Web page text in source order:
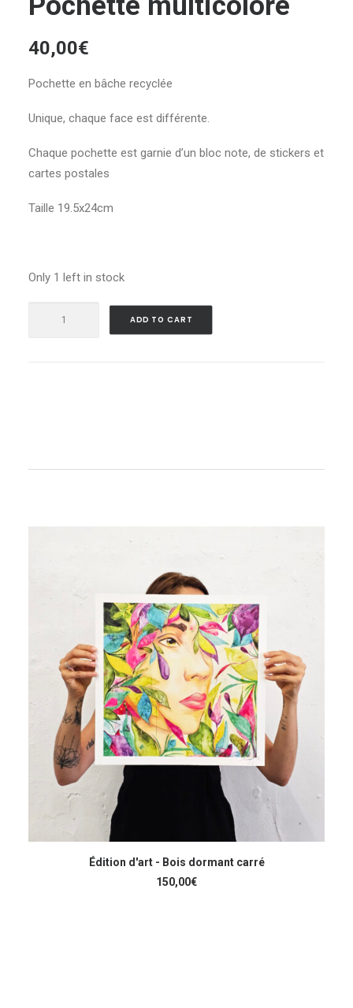
40,00€
Pochette en bâche recyclée
Unique, chaque face est différente.
Chaque pochette est garnie d’un bloc note, de stickers et
cartes postales
Taille 19.5x24cm
Only 1 left in stock
ADD TO CART
Édition d'art - Bois dormant carré
150,00€